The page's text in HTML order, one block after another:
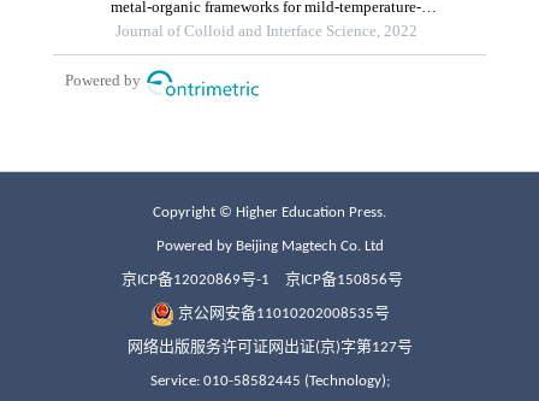
Copyright © Higher Education Press.
Powered by Beijing Magtech Co. Ltd
京ICP备12020869号-1 京ICP备150856号
京公网安备11010202008535号
网络出版服务许可证网出证(京)字第127号
Service: 010-58582445 (Technology);